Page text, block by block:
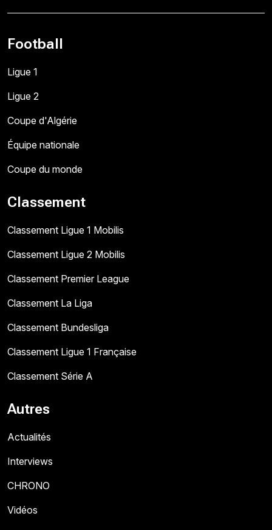
Football
Ligue 1
Ligue 2
Coupe d'Algérie
Équipe nationale
Coupe du monde
Classement
Classement Ligue 1 Mobilis
Classement Ligue 2 Mobilis
Classement Premier League
Classement La Liga
Classement Bundesliga
Classement Ligue 1 Française
Classement Série A
Autres
Actualités
Interviews
CHRONO
Vidéos